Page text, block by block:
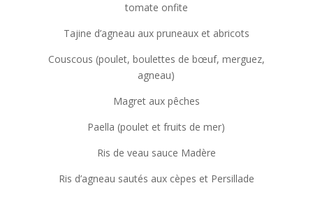
tomate onfite
Tajine d’agneau aux pruneaux et abricots
Couscous (poulet, boulettes de bœuf, merguez,
agneau)
Magret aux pêches
Paella (poulet et fruits de mer)
Ris de veau sauce Madère
Ris d’agneau sautés aux cèpes et Persillade